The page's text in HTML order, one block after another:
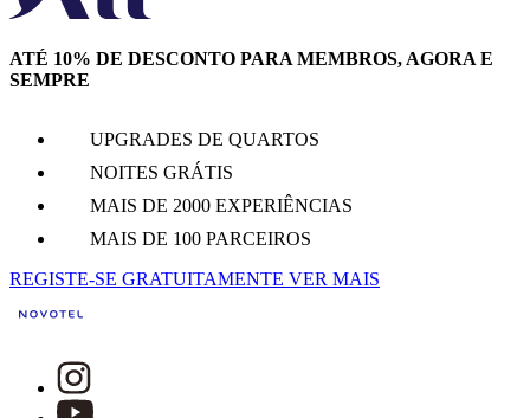
ATÉ 10% DE DESCONTO PARA MEMBROS, AGORA E
SEMPRE
UPGRADES DE QUARTOS
NOITES GRÁTIS
MAIS DE 2000 EXPERIÊNCIAS
MAIS DE 100 PARCEIROS
REGISTE-SE GRATUITAMENTE VER MAIS